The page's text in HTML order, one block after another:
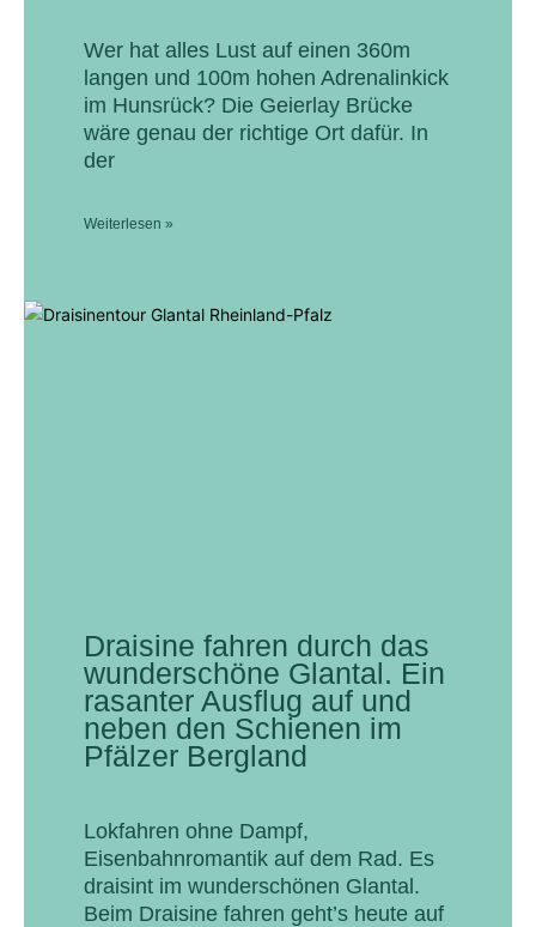
Wer hat alles Lust auf einen 360m
langen und 100m hohen Adrenalinkick
im Hunsrück? Die Geierlay Brücke
wäre genau der richtige Ort dafür. In
der
Weiterlesen »
Draisine fahren durch das
wunderschöne Glantal. Ein
rasanter Ausflug auf und
neben den Schienen im
Pfälzer Bergland
Lokfahren ohne Dampf,
Eisenbahnromantik auf dem Rad. Es
draisint im wunderschönen Glantal.
Beim Draisine fahren geht’s heute auf